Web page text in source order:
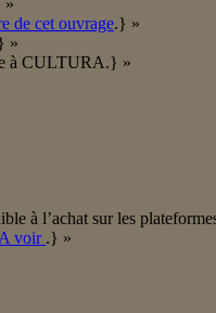
de cet ouvrage.} »
»
à CULTURA.} »
à l’achat sur les
A voir .} »